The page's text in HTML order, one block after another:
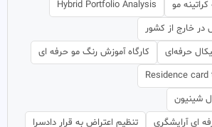
مو
Hybrid Portfolio Analysis
در خارج از کشور
حرفه‌ای
کارگاه آموزش رنگ مو حرفه ای
Residence
شینیون
ای آرایشگری
تنظیم اعتراض به قرار دادسرا